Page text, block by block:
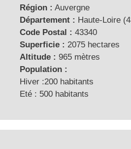
Région : Auvergne
Département : Haute-Loire
Code Postal : 43340
Superficie : 2075 hectares
Altitude : 965 mètres
Population :
Hiver :200 habitants
Eté : 500 habitants